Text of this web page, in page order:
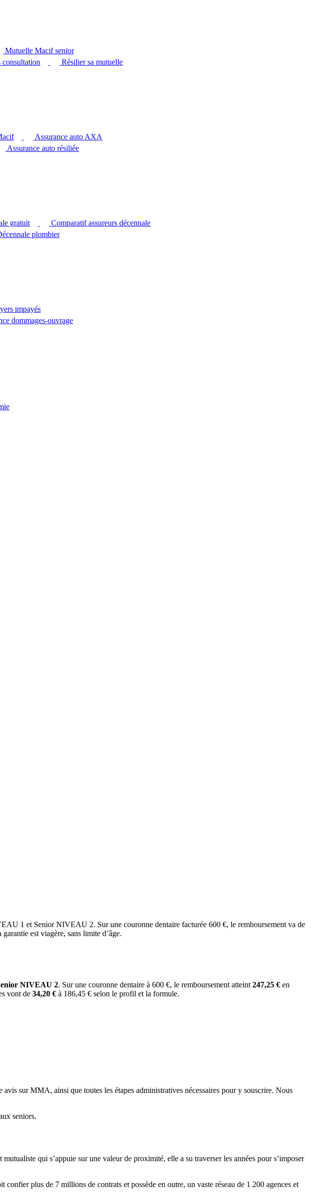
Mutuelle Macif senior
consultation Résilier sa mutuelle
Assurance auto AXA
Assurance auto résiliée
gratuit
Comparatif assureurs décennale
plombier
impayés
dommages-ouvrage
1 et Senior NIVEAU 2. Sur une couronne dentaire facturée 600 €, le remboursement va de
est viagère, sans limite d’âge.
NIVEAU 2. Sur une couronne dentaire à 600 €, le remboursement atteint 247,25 € en
vont de 34,20 € à 186,45 € selon le profil et la formule.
sur MMA, ainsi que toutes les étapes administratives nécessaires pour y souscrire. Nous
seniors.
qui s’appuie sur une valeur de proximité, elle a su traverser les années pour s’imposer
plus de 7 millions de contrats et possède en outre, un vaste réseau de 1 200 agences et